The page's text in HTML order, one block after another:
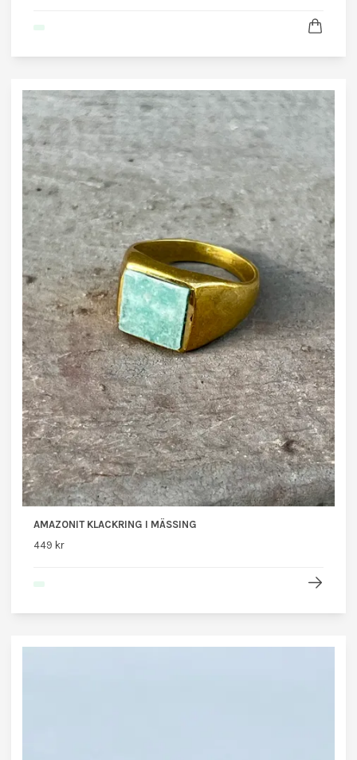
AMAZONIT KLACKRING I MÄSSING
449 kr